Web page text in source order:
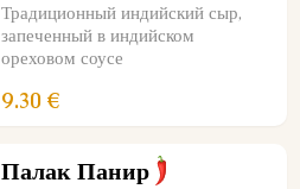
Традиционный индийский сыр,
запеченный в индийском
ореховом соусе
9.30 €
Палак Панир